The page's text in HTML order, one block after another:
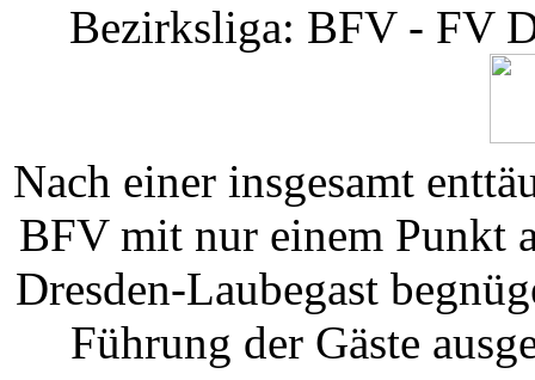
Bezirksliga: BFV - FV
Nach einer insgesamt
BFV mit nur einem Punkt
Dresden-Laubegast
Führung der Gäste